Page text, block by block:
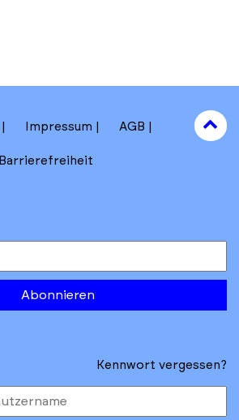
Impressum AGB
Barrierefreiheit
Abonnieren
to
top
Kennwort vergessen?